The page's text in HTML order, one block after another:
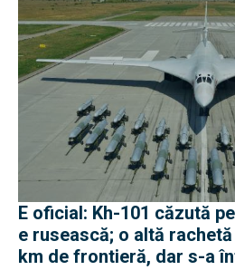
E oficial: Kh-101 căzută
e rusească; o altă
km de frontieră, dar s-a